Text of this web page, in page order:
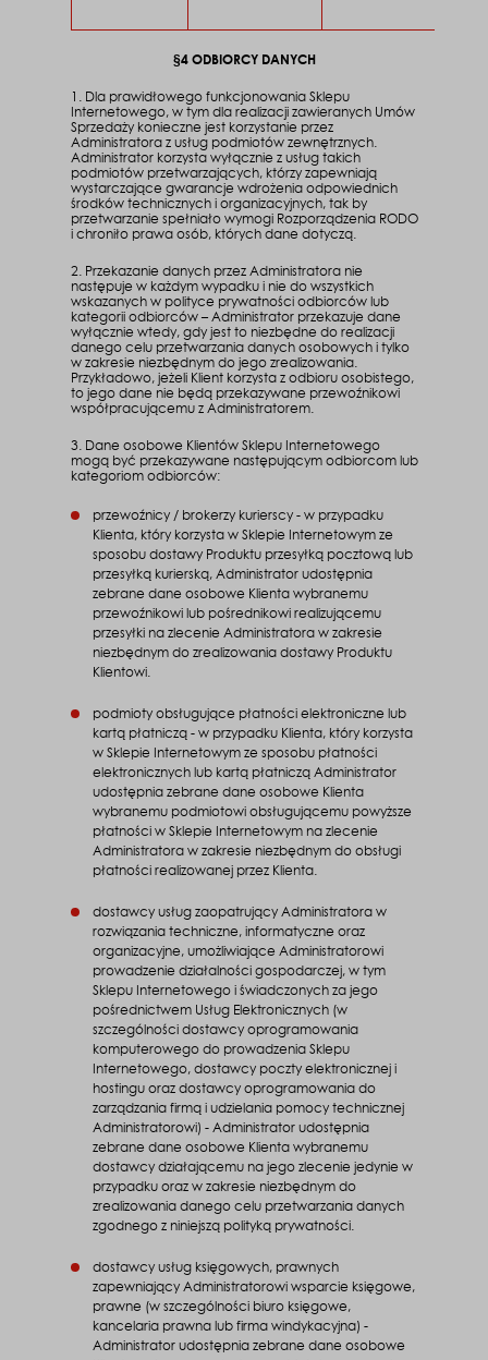
§4 ODBIORCY DANYCH
1. Dla prawidłowego funkcjonowania Sklepu
Internetowego, w tym dla realizacji zawieranych Umów
Sprzedaży konieczne jest korzystanie przez
Administratora z usług podmiotów zewnętrznych.
Administrator korzysta wyłącznie z usług takich
podmiotów przetwarzających, którzy zapewniają
wystarczające gwarancje wdrożenia odpowiednich
środków technicznych i organizacyjnych, tak by
przetwarzanie spełniało wymogi Rozporządzenia RODO
i chroniło prawa osób, których dane dotyczą.
2. Przekazanie danych przez Administratora nie
następuje w każdym wypadku i nie do wszystkich
wskazanych w polityce prywatności odbiorców lub
kategorii odbiorców – Administrator przekazuje dane
wyłącznie wtedy, gdy jest to niezbędne do realizacji
danego celu przetwarzania danych osobowych i tylko
w zakresie niezbędnym do jego zrealizowania.
Przykładowo, jeżeli Klient korzysta z odbioru osobistego,
to jego dane nie będą przekazywane przewoźnikowi
współpracującemu z Administratorem.
3. Dane osobowe Klientów Sklepu Internetowego
mogą być przekazywane następującym odbiorcom lub
kategoriom odbiorców:
przewoźnicy / brokerzy kurierscy - w przypadku
Klienta, który korzysta w Sklepie Internetowym ze
sposobu dostawy Produktu przesyłką pocztową lub
przesyłką kurierską, Administrator udostępnia
zebrane dane osobowe Klienta wybranemu
przewoźnikowi lub pośrednikowi realizującemu
przesyłki na zlecenie Administratora w zakresie
niezbędnym do zrealizowania dostawy Produktu
Klientowi.
podmioty obsługujące płatności elektroniczne lub
kartą płatniczą - w przypadku Klienta, który korzysta
w Sklepie Internetowym ze sposobu płatności
elektronicznych lub kartą płatniczą Administrator
udostępnia zebrane dane osobowe Klienta
wybranemu podmiotowi obsługującemu powyższe
płatności w Sklepie Internetowym na zlecenie
Administratora w zakresie niezbędnym do obsługi
płatności realizowanej przez Klienta.
dostawcy usług zaopatrujący Administratora w
rozwiązania techniczne, informatyczne oraz
organizacyjne, umożliwiające Administratorowi
prowadzenie działalności gospodarczej, w tym
Sklepu Internetowego i świadczonych za jego
pośrednictwem Usług Elektronicznych (w
szczególności dostawcy oprogramowania
komputerowego do prowadzenia Sklepu
Internetowego, dostawcy poczty elektronicznej i
hostingu oraz dostawcy oprogramowania do
zarządzania firmą i udzielania pomocy technicznej
Administratorowi) - Administrator udostępnia
zebrane dane osobowe Klienta wybranemu
dostawcy działającemu na jego zlecenie jedynie w
przypadku oraz w zakresie niezbędnym do
zrealizowania danego celu przetwarzania danych
zgodnego z niniejszą polityką prywatności.
dostawcy usług księgowych, prawnych
zapewniający Administratorowi wsparcie księgowe,
prawne (w szczególności biuro księgowe,
kancelaria prawna lub firma windykacyjna) -
Administrator udostępnia zebrane dane osobowe